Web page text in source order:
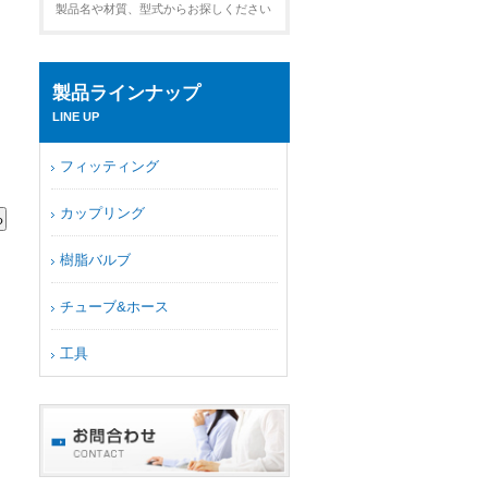
製品名や材質、型式からお探しください
製品ラインナップ
LINE UP
フィッティング
カップリング
樹脂バルブ
チューブ&ホース
工具